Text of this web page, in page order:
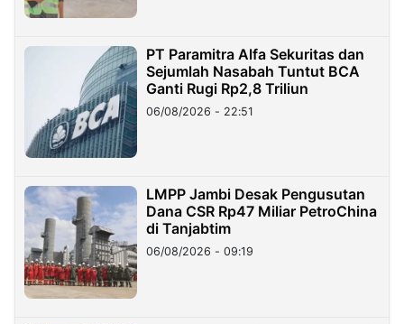
PT Paramitra Alfa Sekuritas dan
Sejumlah Nasabah Tuntut BCA
Ganti Rugi Rp2,8 Triliun
06/08/2026 - 22:51
LMPP Jambi Desak Pengusutan
Dana CSR Rp47 Miliar PetroChina
di Tanjabtim
06/08/2026 - 09:19